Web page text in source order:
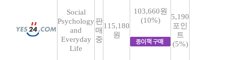
Social
Psychology
and
Everyday
Life
판
매
중
115,180
원
103,660원
(10%)
5,190
포인
트
(5%)